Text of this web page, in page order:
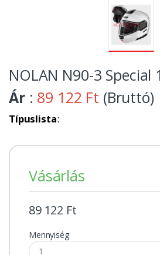
NOLAN N90-3 Special
Ár : 89 122 Ft (Bruttó)
Típuslista:
Vásárlás
89 122 Ft
Mennyiség